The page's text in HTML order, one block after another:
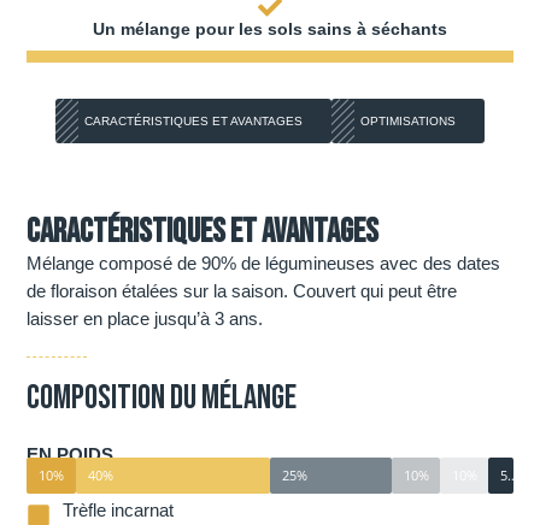
Un mélange pour les sols sains à séchants
CARACTÉRISTIQUES ET AVANTAGES OPTIMISATIONS
Caractéristiques et avantages
Mélange composé de 90% de légumineuses avec des dates
de floraison étalées sur la saison. Couvert qui peut être
laisser en place jusqu’à 3 ans.
Composition du mélange
EN POIDS
10% 40% 25% 10% 5%
Trèfle incarnat